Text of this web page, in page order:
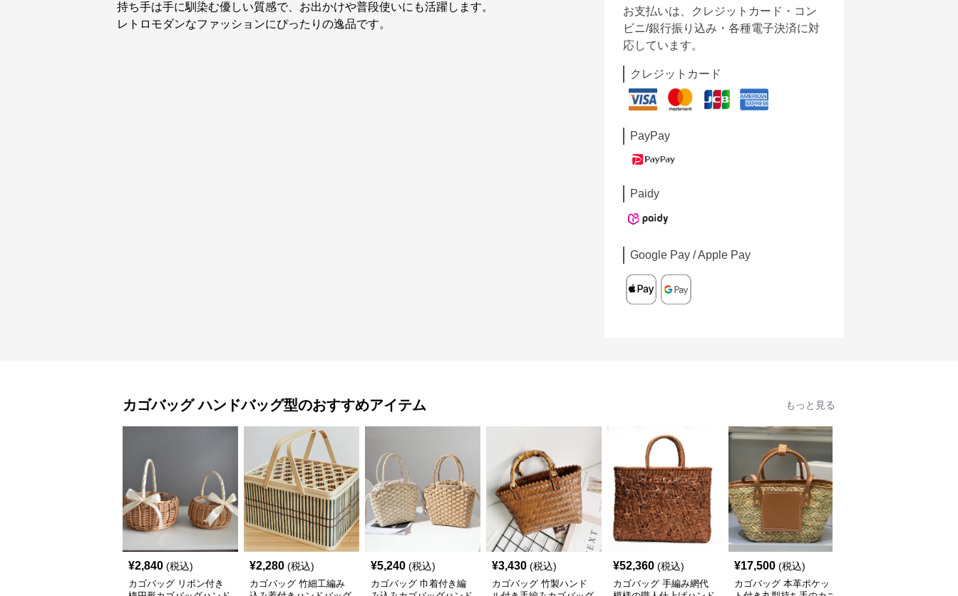
持ち手は手に馴染む優しい質感で、お出かけや普段使いにも活躍します。
レトロモダンなファッションにぴったりの逸品です。
お支払いは、クレジットカード・コン
ビニ/銀行振り込み・各種電子決済に対
応しています。
クレジットカード
PayPay
Paidy
Google Pay / Apple Pay
カゴバッグ ハンドバッグ型のおすすめアイテム もっと見る
¥2,840 (税込)
カゴバッグ リボン付き
¥2,280 (税込)
カゴバッグ 竹細工編み
¥5,240 (税込)
カゴバッグ 巾着付き編
¥3,430 (税込)
カゴバッグ 竹製ハンド
¥52,360 (税込)
カゴバッグ 手編み網代
¥17,500 (税込)
カゴバッグ 本革ポケッ